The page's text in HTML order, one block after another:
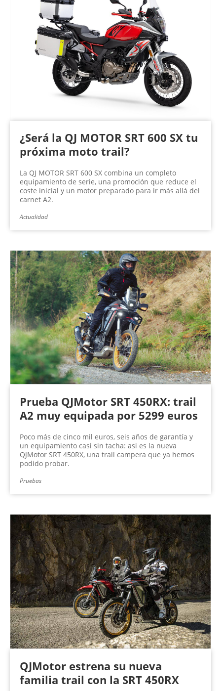
¿Será la QJ MOTOR SRT 600 SX tu
próxima moto trail?
La QJ MOTOR SRT 600 SX combina un completo
equipamiento de serie, una promoción que reduce el
coste inicial y un motor preparado para ir más allá del
carnet A2.
Actualidad
Prueba QJMotor SRT 450RX: trail
A2 muy equipada por 5299 euros
Poco más de cinco mil euros, seis años de garantía y
un equipamiento casi sin tacha: asi es la nueva
QJMotor SRT 450RX, una trail campera que ya hemos
podido probar.
Pruebas
QJMotor estrena su nueva
familia trail con la SRT 450RX